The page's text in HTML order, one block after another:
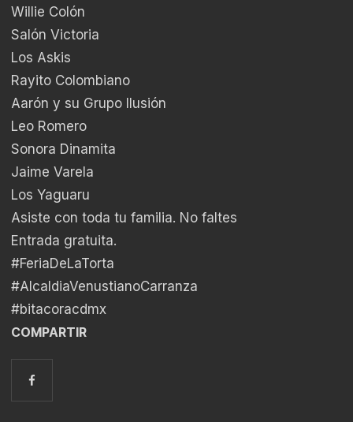
Willie Colón
Salón Victoria
Los Askis
Rayito Colombiano
Aarón y su Grupo Ilusión
Leo Romero
Sonora Dinamita
Jaime Varela
Los Yaguaru
Asiste con toda tu familia. No faltes
Entrada gratuita.
#FeriaDeLaTorta
#AlcaldiaVenustianoCarranza
#bitacoracdmx
COMPARTIR